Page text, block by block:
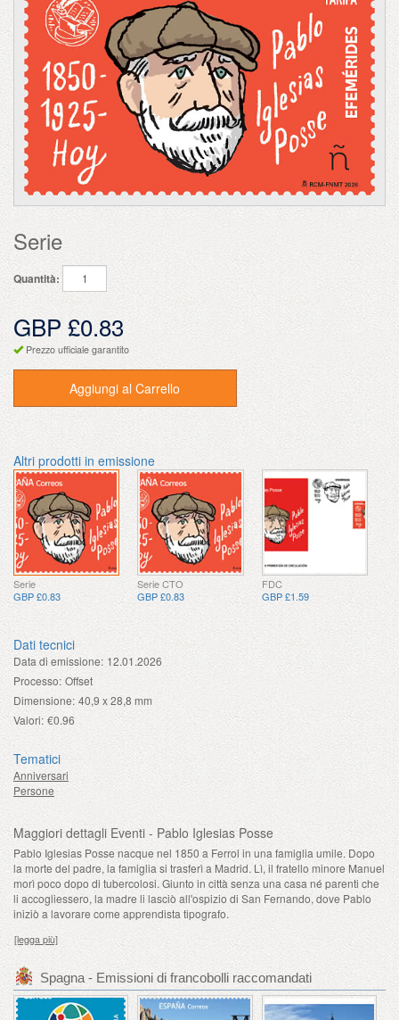
Serie
Quantità:
GBP £0.83
Prezzo ufficiale garantito
Aggiungi al Carrello
Altri prodotti in emissione
Serie
GBP £0.83
Serie CTO
GBP £0.83
FDC
GBP £1.59
Dati tecnici
Data di emissione: 12.01.2026
Processo: Offset
Dimensione: 40,9 x 28,8 mm
Valori: €0.96
Tematici
Anniversari
Persone
Maggiori dettagli Eventi - Pablo Iglesias Posse
Pablo Iglesias Posse nacque nel 1850 a Ferrol in una famiglia umile. Dopo
la morte del padre, la famiglia si trasferì a Madrid. Lì, il fratello minore Manuel
morì poco dopo di tubercolosi. Giunto in città senza una casa né parenti che
li accogliessero, la madre li lasciò all'ospizio di San Fernando, dove Pablo
iniziò a lavorare come apprendista tipografo.
[legga più]
Spagna - Emissioni di francobolli raccomandati